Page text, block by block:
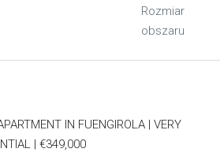
Rozmiar
obszaru
IN FUENGIROLA | VERY
| €349,000